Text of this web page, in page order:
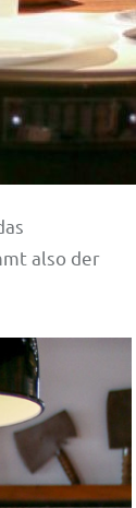
also der